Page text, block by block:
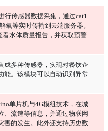
行传感器数据采集，通过cat1
氧等实时传输到云端服务器。
看水体质量报告，并获取预警
成多种传感器，实现对餐饮企
能。该模块可以自动识别异常
单片机与4G模组技术，在城
、流速等信息，并通过物联网
害的发生。此外还支持历史数